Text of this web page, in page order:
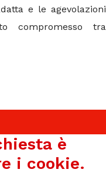
e le agevolazioni
compromesso tra
è
i cookie.